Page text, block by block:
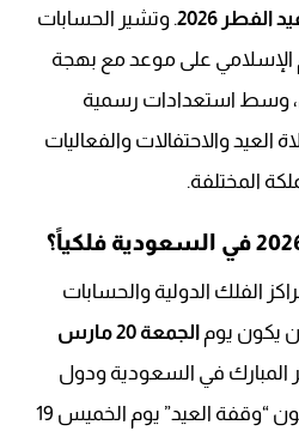
2026
. وتشير الحسابات
الإسلامي على موعد مع بهجة
وسط استعدادات رسمية
والاحتفالات والفعاليات
المختلفة.
الفلك الدولية والحسابات
يكون يوم
الجمعة 20 مارس
المبارك في السعودية ودول
الخليج. وبناءً على ذلك، ستكون “وقفة العيد” يوم الخميس 19